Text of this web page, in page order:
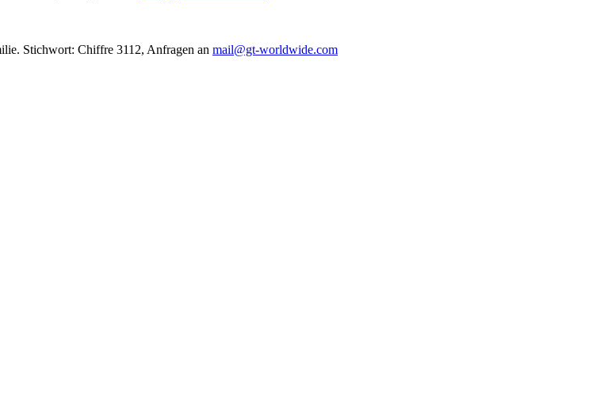
Stichwort: Chiffre 3112, Anfragen an mail@gt-worldwide.com